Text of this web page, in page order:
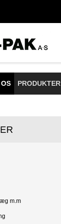
PRODUKTER
m.m